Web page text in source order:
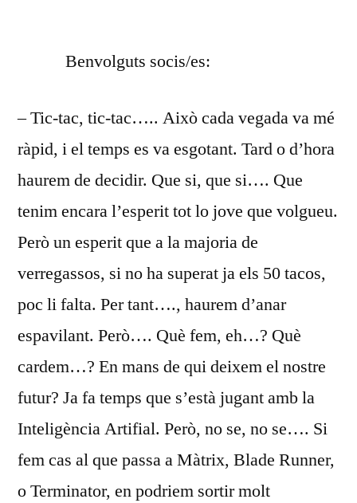
DEL
Benvolguts socis/es:
– Tic-tac, tic-tac….. Això cada vegada va mé
ràpid, i el temps es va esgotant. Tard o d’hora
haurem de decidir. Que si, que si…. Que
tenim encara l’esperit tot lo jove que volgueu.
Però un esperit que a la majoria de
verregassos, si no ha superat ja els 50 tacos,
poc li falta. Per tant…., haurem d’anar
espavilant. Però…. Què fem, eh…? Què
cardem…? En mans de qui deixem el nostre
futur? Ja fa temps que s’està jugant amb la
Inteligència Artifial. Però, no se, no se…. Si
fem cas al que passa a Màtrix, Blade Runner,
o Terminator, en podriem sortir molt